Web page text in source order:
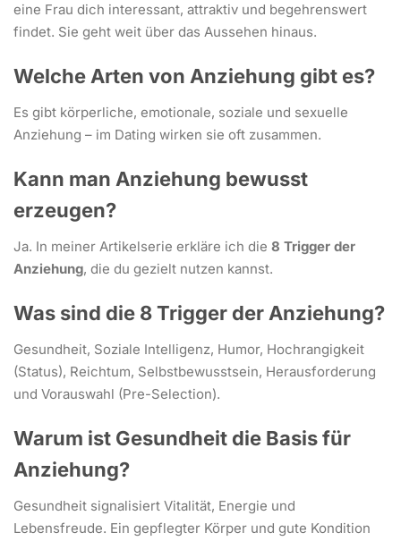
eine Frau dich interessant, attraktiv und begehrenswert
findet. Sie geht weit über das Aussehen hinaus.
Welche Arten von Anziehung gibt es?
Es gibt körperliche, emotionale, soziale und sexuelle
Anziehung – im Dating wirken sie oft zusammen.
Kann man Anziehung bewusst
erzeugen?
Ja. In meiner Artikelserie erkläre ich die 8 Trigger der
Anziehung, die du gezielt nutzen kannst.
Was sind die 8 Trigger der Anziehung?
Gesundheit, Soziale Intelligenz, Humor, Hochrangigkeit
(Status), Reichtum, Selbstbewusstsein, Herausforderung
und Vorauswahl (Pre-Selection).
Warum ist Gesundheit die Basis für
Anziehung?
Gesundheit signalisiert Vitalität, Energie und
Lebensfreude. Ein gepflegter Körper und gute Kondition